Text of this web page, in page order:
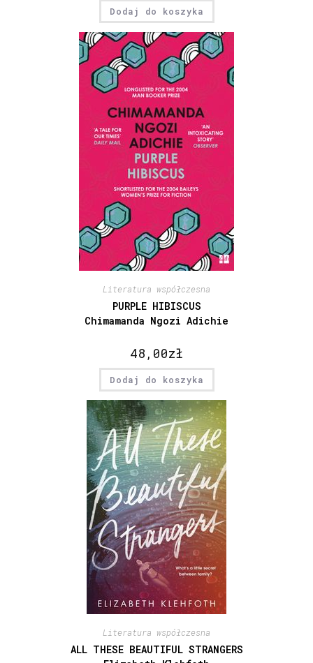
Dodaj do koszyka
Literatura współczesna
PURPLE HIBISCUS
Chimamanda Ngozi Adichie
48,00zł
Dodaj do koszyka
Literatura współczesna
ALL THESE BEAUTIFUL STRANGERS